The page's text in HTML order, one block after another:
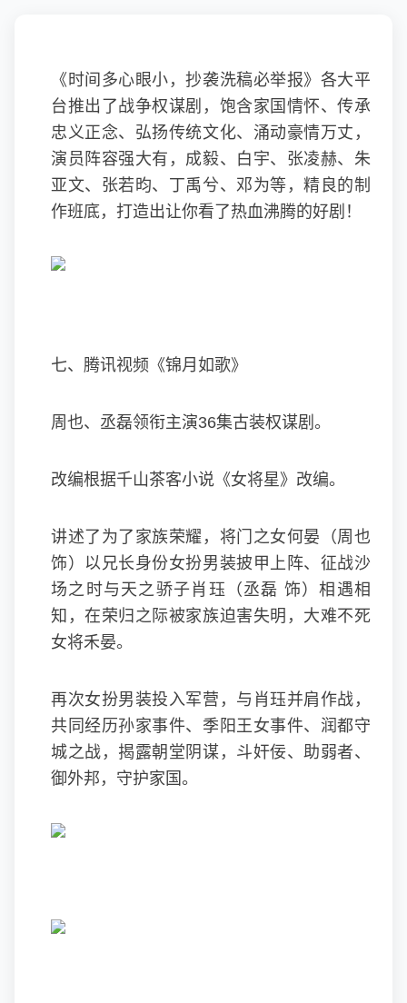
《时间多心眼小，抄袭洗稿必举报》各大平
台推出了战争权谋剧，饱含家国情怀、传承
忠义正念、弘扬传统文化、涌动豪情万丈，
演员阵容强大有，成毅、白宇、张凌赫、朱
亚文、张若昀、丁禹兮、邓为等，精良的制
作班底，打造出让你看了热血沸腾的好剧！
七、腾讯视频《锦月如歌》
周也、丞磊领衔主演36集古装权谋剧。
改编根据千山茶客小说《女将星》改编。
讲述了为了家族荣耀，将门之女何晏（周也
饰）以兄长身份女扮男装披甲上阵、征战沙
场之时与天之骄子肖珏（丞磊 饰）相遇相
知，在荣归之际被家族迫害失明，大难不死
女将禾晏。
再次女扮男装投入军营，与肖珏并肩作战，
共同经历孙家事件、季阳王女事件、润都守
城之战，揭露朝堂阴谋，斗奸佞、助弱者、
御外邦，守护家国。